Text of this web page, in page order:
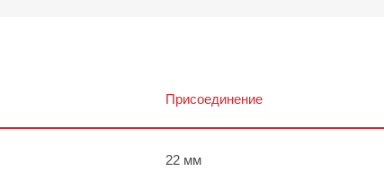
Присоединение
22 мм